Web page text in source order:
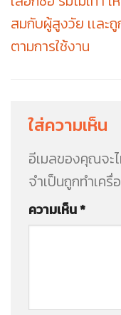
สมกับผู้สูงวัย เเละ
ตามการใช้งาน
ใส่ความเห็น
อีเมลของคุณจะ
จำเป็นถูกทำเครื่
ความเห็น*